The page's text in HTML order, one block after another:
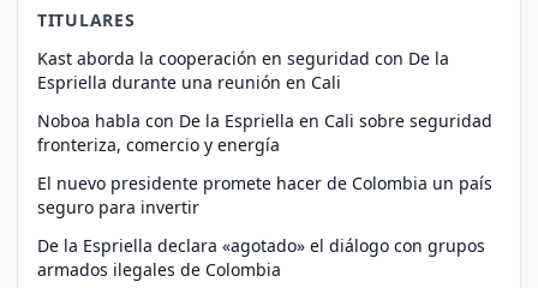
TITULARES
Kast aborda la cooperación en seguridad con De la
Espriella durante una reunión en Cali
Noboa habla con De la Espriella en Cali sobre seguridad
fronteriza, comercio y energía
El nuevo presidente promete hacer de Colombia un país
seguro para invertir
De la Espriella declara «agotado» el diálogo con grupos
armados ilegales de Colombia